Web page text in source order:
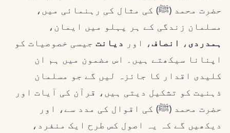
حضرت محمد (ﷺ) کی مثال کی رہنمائی میں،
مسلمان زندگی کے ہر پہلو میں ایمان،
ہمدردی ، انصاف، اور دیانت جیسی خصوصیات کو
اپنانا سیکھتے ہیں۔ اس مضمون میں ہم ان
کلیدی اقدار کا جائزہ لیں گے جو مسلمان
ذہنیت کو تشکیل دیتی ہیں، قرآن کی آیات اور
حضرت محمد (ﷺ) کی اقوال کی مدد سے، اور
دیکھیں گے کہ یہ اصول کس طرح ایک منفرد،